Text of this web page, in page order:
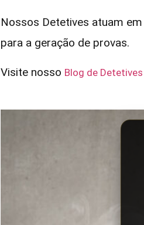
Nossos Detetives atuam
para a geração de provas.
Visite nosso Blog de Detetives